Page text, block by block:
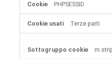
PHPSESSID
Terze parti